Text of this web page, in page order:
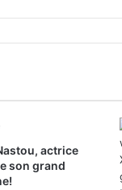
actrice
son grand